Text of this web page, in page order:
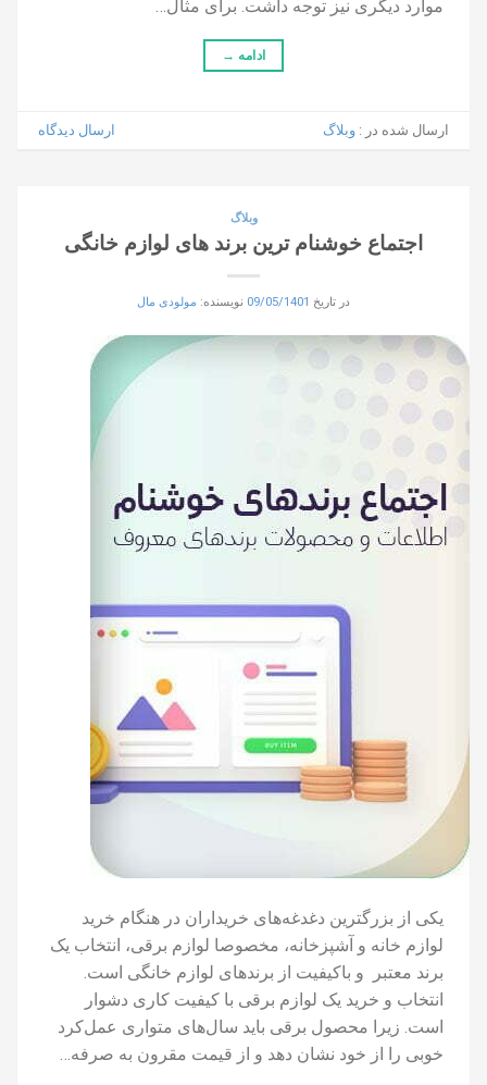
موارد دیگری نیز توجه داشت. برای مثال…
ادامه →
ارسال شده در :وبلاگ ارسال دیدگاه
وبلاگ
اجتماع خوشنام ترین برند های لوازم خانگی
در تاریخ 09/05/1401 نویسنده: مولودی مال
یکی از بزرگترین دغدغه‌های خریداران در هنگام خرید
لوازم خانه و آشپزخانه، مخصوصا لوازم برقی، انتخاب یک
برند معتبر و باکیفیت از برندهای لوازم خانگی است.
انتخاب و خرید یک لوازم برقی با کیفیت کاری دشوار
است. زیرا محصول برقی باید سال‌های متواری عمل‌کرد
خوبی را از خود نشان دهد و از قیمت مقرون به صرفه…